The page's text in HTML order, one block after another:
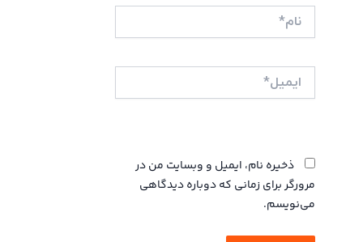
نام*
ایمیل*
ذخیره نام، ایمیل و وبسایت من در
مرورگر برای زمانی که دوباره دیدگاهی
می‌نویسم.